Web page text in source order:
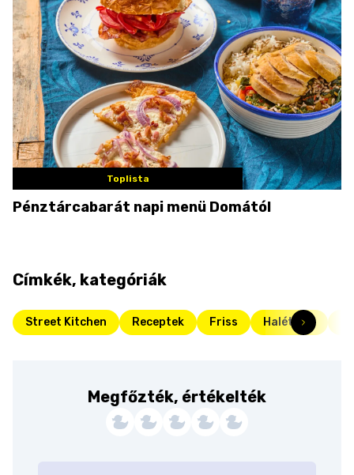
Toplista
Pénztárcabarát napi menü Domától
Címkék, kategóriák
Street Kitchen Receptek Friss Halételek
Megfőzték, értékelték